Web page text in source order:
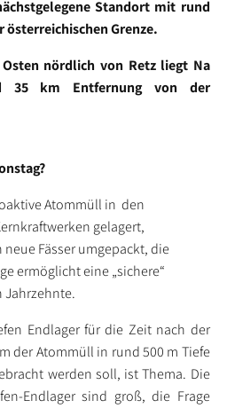
Standort mit rund
Grenze.
nördlich von Retz liegt Na
35 km Entfernung von der
Atommüll in den
gelagert,
Fässer umgepackt, die
ermöglicht eine „sichere“
Jahrzehnte.
Endlager für die Zeit nach der
der Atommüll in rund 500 m Tiefe
werden soll, ist Thema. Die
Endlager sind groß, die Frage